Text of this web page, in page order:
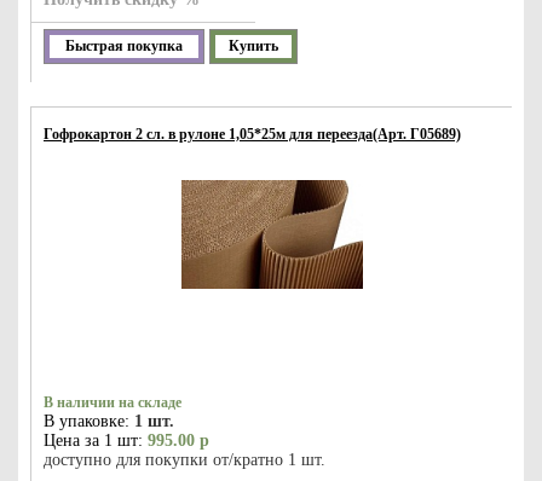
Быстрая покупка Купить
Гофрокартон 2 сл. в рулоне 1,05*25м для переезда(Арт. Г05689)
В наличии на складе
В упаковке: 1 шт.
Цена за 1 шт: 995.00 р
доступно для покупки от/кратно 1 шт.